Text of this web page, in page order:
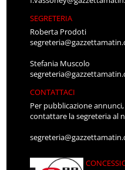
SEGRETERIA
Roberta Prodoti
Stefania Muscolo
CONTATTACI
Per pubblicazione
contattare la segreteria al